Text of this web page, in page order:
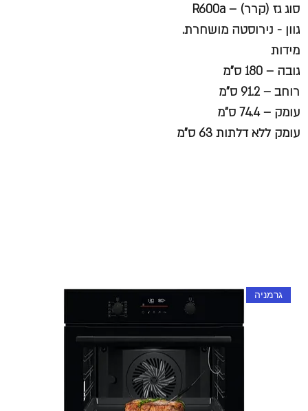
סוג גז (קרר) – R600a
גוון - נירוסטה מושחרת.
מידות
גובה – 180 ס"מ
רוחב – 91.2 ס"מ
עומק – 74.4 ס"מ
עומק ללא דלתות 63 ס"מ
גרמניה